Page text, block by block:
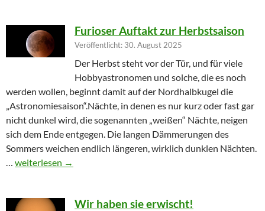
Furioser Auftakt zur Herbstsaison
Veröffentlicht: 30. August 2025
Der Herbst steht vor der Tür, und für viele
Hobbyastronomen und solche, die es noch
werden wollen, beginnt damit auf der Nordhalbkugel die
„Astronomiesaison“.Nächte, in denen es nur kurz oder fast gar
nicht dunkel wird, die sogenannten „weißen“ Nächte, neigen
sich dem Ende entgegen. Die langen Dämmerungen des
Sommers weichen endlich längeren, wirklich dunklen Nächten.
… Furioser Auftakt zur Herbstsaison
weiterlesen →
Wir haben sie erwischt!